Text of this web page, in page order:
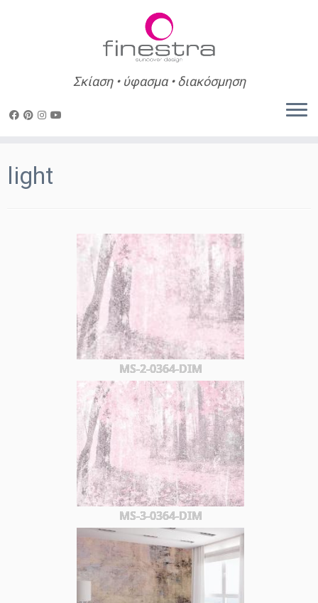
content
Σκίαση • ύφασμα • διακόσμηση
light
MS-2-0364-DIM
MS-3-0364-DIM